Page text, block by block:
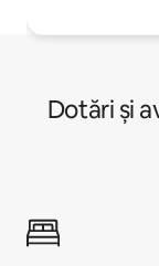
Dotări și